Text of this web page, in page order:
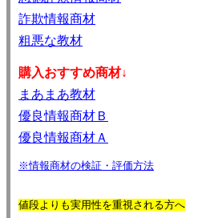
詐欺情報商材
粗悪な教材
購入おすすめ商材↓
まあまあ教材
優良情報商材Ｂ
優良情報商材Ａ
※情報商材の検証・評価方法
値段よりも実用性を重視される方へ